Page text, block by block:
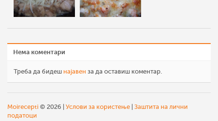
Нема коментари
Треба да бидеш најавен за да оставиш коментар.
Moirecepti © 2026 | Услови за користење | Заштита на лични
податоци